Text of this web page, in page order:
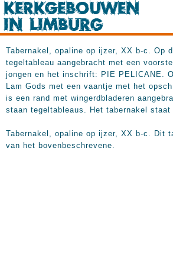
Tabernakel, opaline op ijzer, XX b-c. Op
tegeltableau aangebracht met een
jongen en het inschrift: PIE PELICANE.
Lam Gods met een vaantje met het
is een rand met wingerdbladeren
staan tegeltableaus. Het tabernakel
Tabernakel, opaline op ijzer, XX b-c. Dit
van het bovenbeschrevene.